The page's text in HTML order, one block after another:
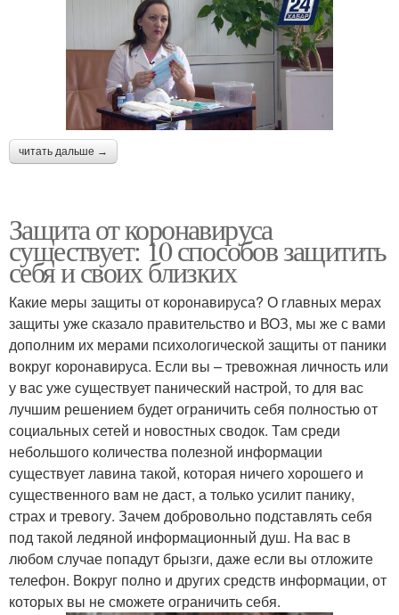
читать дальше →
Защита от коронавируса
существует: 10 способов защитить
себя и своих близких
Какие меры защиты от коронавируса? О главных мерах
защиты уже сказало правительство и ВОЗ, мы же с вами
дополним их мерами психологической защиты от паники
вокруг коронавируса. Если вы – тревожная личность или
у вас уже существует панический настрой, то для вас
лучшим решением будет ограничить себя полностью от
социальных сетей и новостных сводок. Там среди
небольшого количества полезной информации
существует лавина такой, которая ничего хорошего и
существенного вам не даст, а только усилит панику,
страх и тревогу. Зачем добровольно подставлять себя
под такой ледяной информационный душ. На вас в
любом случае попадут брызги, даже если вы отложите
телефон. Вокруг полно и других средств информации, от
которых вы не сможете ограничить себя.